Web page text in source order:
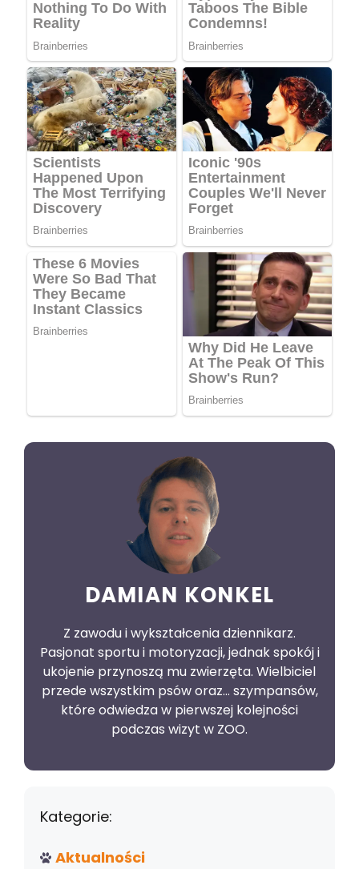
DAMIAN KONKEL
Z zawodu i wykształcenia dziennikarz.
Pasjonat sportu i motoryzacji, jednak spokój i
ukojenie przynoszą mu zwierzęta. Wielbiciel
przede wszystkim psów oraz… szympansów,
które odwiedza w pierwszej kolejności
podczas wizyt w ZOO.
Kategorie:
Aktualności